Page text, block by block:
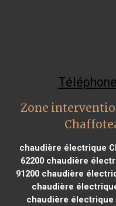
Zone
chaudière électrique
62200chaudière
91200chaudière
chaudière
chaudière électrique